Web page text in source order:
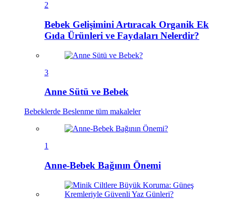
2
Bebek Gelişimini Artıracak Organik Ek
Gıda Ürünleri ve Faydaları Nelerdir?
3
Anne Sütü ve Bebek
Bebeklerde Beslenme tüm makaleler
1
Anne-Bebek Bağının Önemi